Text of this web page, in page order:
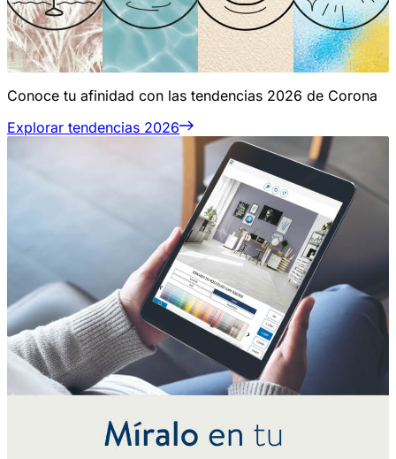
Conoce tu afinidad con las tendencias 2026 de Corona
Explorar tendencias 2026